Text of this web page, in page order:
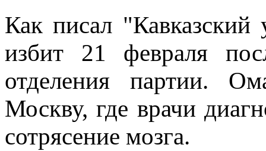
Как писал
избит 21 февраля
отделения партии.
Москву, где врачи
сотрясение мозга.